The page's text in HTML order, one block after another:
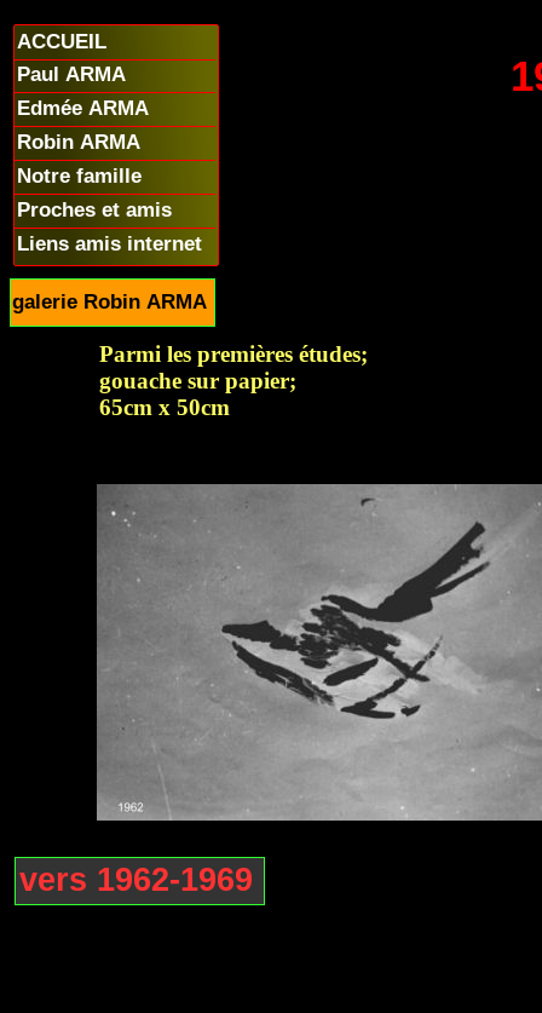
vers 1962-1969
Parmi les premières études;
gouache sur papier;
65cm x 50cm
ACCUEIL
Paul ARMA
Edmée ARMA
Robin ARMA
Notre famille
Proches et amis
Liens amis internet
galerie Robin ARMA